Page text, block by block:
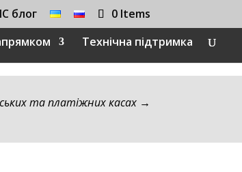
блог
0 Items
Технічна підтримка
та платіжних касах→